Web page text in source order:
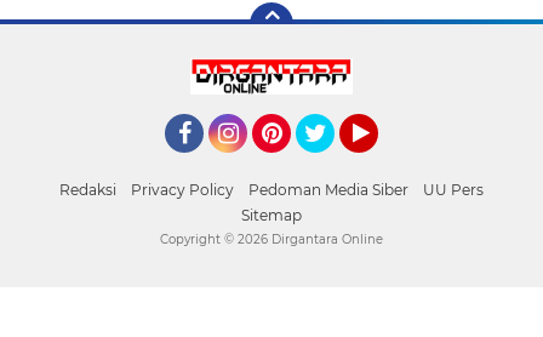
Redaksi Privacy Policy Pedoman Media Siber
UU Pers
Sitemap
Copyright © 2026 Dirgantara Online